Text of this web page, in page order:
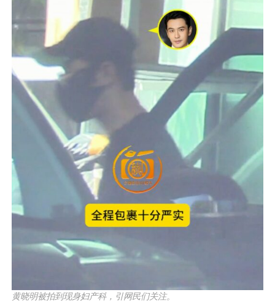
黄晓明被拍到现身妇产科，引网民们关注。